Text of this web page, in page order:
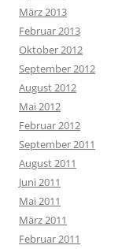
März 2013
Februar 2013
Oktober 2012
September 2012
August 2012
Mai 2012
Februar 2012
September 2011
August 2011
Juni 2011
Mai 2011
März 2011
Februar 2011